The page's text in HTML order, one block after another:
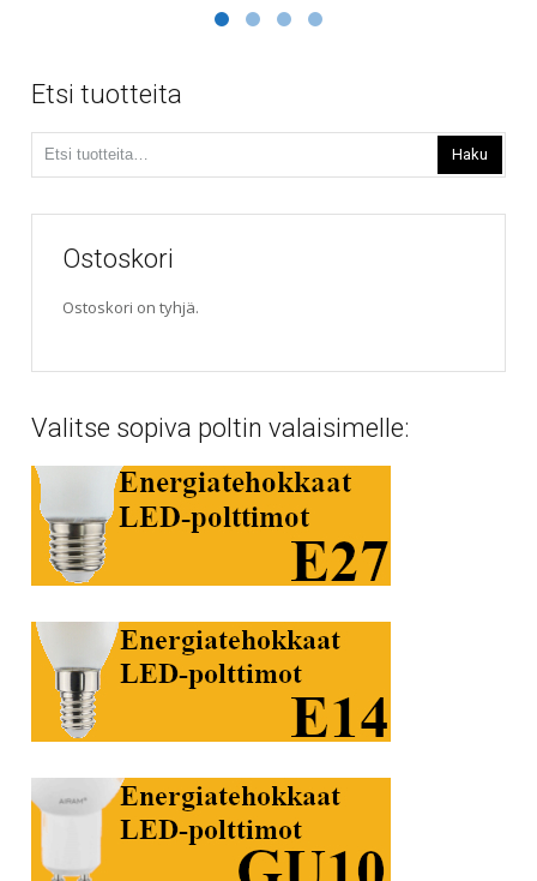
Etsi tuotteita
Haku
Ostoskori
Ostoskori on tyhjä.
Valitse sopiva poltin valaisimelle: